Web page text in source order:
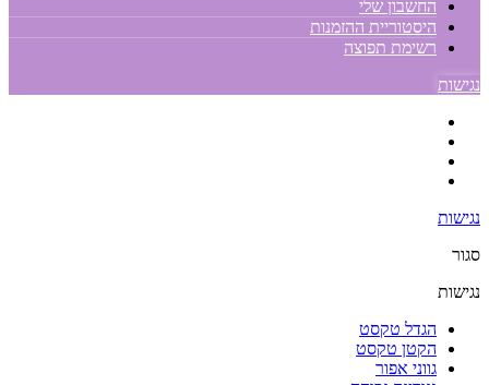
החשבון שלי
היסטוריית ההזמנות
רשימת תפוצה
נגישות
נגישות
סגור
נגישות
הגדל טקסט
הקטן טקסט
גווני אפור